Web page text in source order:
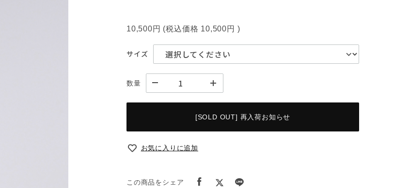
10,500円 (税込価格 10,500円 )
サイズ
数量
[SOLD OUT] 再入荷お知らせ
お気に入りに追加
この商品をシェア